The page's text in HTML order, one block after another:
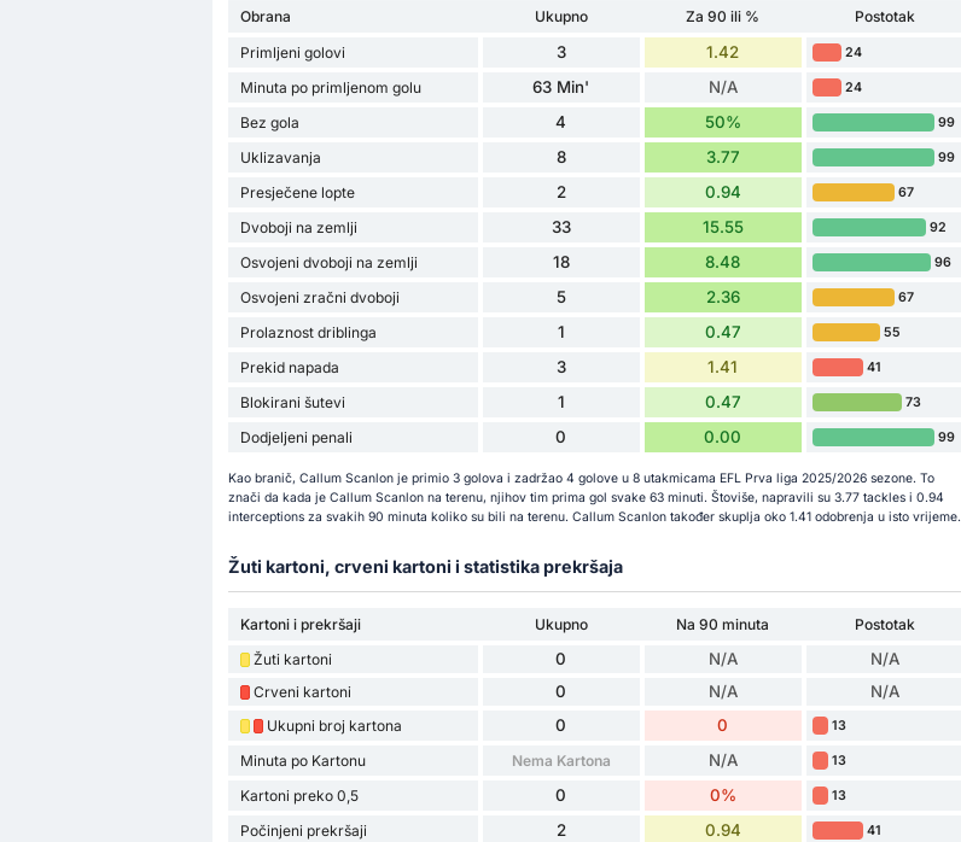
Obrana Ukupno Za 90 ili %
Postotak
Primljeni golovi
3 1.42 24
Minuta po primljenom golu 63 Min' N/A 24
Bez gola 4 50% 99
Uklizavanja 8 3.77 99
Presječene lopte 2 0.94 67
Dvoboji na zemlji 33 15.55 92
Osvojeni dvoboji na zemlji 18 8.48 96
Osvojeni zračni dvoboji 5 2.36 67
Prolaznost driblinga 1 0.47 55
Prekid napada 3 1.41 41
Blokirani šutevi 1 0.47 73
Dodjeljeni penali 0 0.00 99
Kao branič, Callum Scanlon je primio 3 golova i zadržao 4 golove u 8 utakmicama EFL Prva liga 2025/2026 sezone. To
znači da kada je Callum Scanlon na terenu, njihov tim prima gol svake 63 minuti. Štoviše, napravili su 3.77 tackles i 0.94
interceptions za svakih 90 minuta koliko su bili na terenu. Callum Scanlon također skuplja oko 1.41 odobrenja u isto vrijeme.
Žuti kartoni, crveni kartoni i statistika prekršaja
Kartoni i prekršaji Ukupno Na 90 minuta
Postotak
Žuti kartoni
0 N/A N/A
Crveni kartoni 0 N/A N/A
Ukupni broj kartona 0 0 13
Minuta po Kartonu Nema Kartona N/A 13
Kartoni preko 0,5 0 0% 13
Počinjeni prekršaji 2 0.94 41